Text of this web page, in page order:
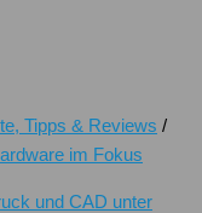
Tipps & Reviews /
im Fokus
und CAD unter